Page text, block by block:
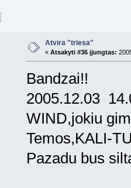
Atvira "triesa"
« Atsakyti #36 įjungtas:
Bandzai!!
2005.12.03
WIND,jokiu
Temos,KALI-
Pazadu bus